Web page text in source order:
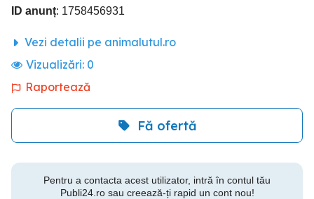
ID anunț: 1758456931
Vezi detalii pe animalutul.ro
Vizualizări: 0
Raportează
Fă ofertă
Pentru a contacta acest utilizator, intră în contul tău
Publi24.ro sau creează-ți rapid un cont nou!